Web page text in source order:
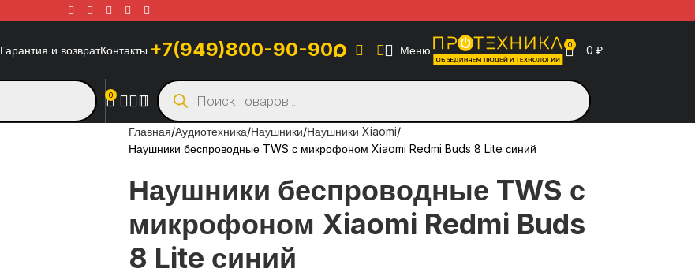
Гарантия и возвратКонтакты +7(949)800-90-90 Меню 0 0 ₽
0
Главная Аудиотехника Наушники Наушники Xiaomi
Наушники беспроводные TWS с микрофоном Xiaomi Redmi Buds 8 Lite синий
Наушники беспроводные TWS с
микрофоном Xiaomi Redmi Buds
8 Lite синий